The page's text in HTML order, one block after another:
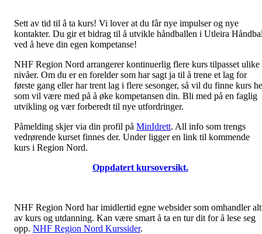
Sett av tid til å ta kurs! Vi lover at du får nye impulser og nye
kontakter. Du gir et bidrag til å utvikle håndballen i Utleira
ved å heve din egen kompetanse!
NHF Region Nord arrangerer kontinuerlig flere kurs tilpasset ulike
nivåer. Om du er en forelder som har sagt ja til å trene et lag for
første gang eller har trent lag i flere sesonger, så vil du finne kurs
som vil være med på å øke kompetansen din. Bli med på en faglig
utvikling og vær forberedt til nye utfordringer.
Påmelding skjer via din profil på MinIdrett. All info som trengs
vedrørende kurset finnes der. Under ligger en link til kommende
kurs i Region Nord.
Oppdatert kursoversikt.
NHF Region Nord har imidlertid egne websider som omhandler alt
av kurs og utdanning. Kan være smart å ta en tur dit for å lese seg
opp. NHF Region Nord Kurssider.